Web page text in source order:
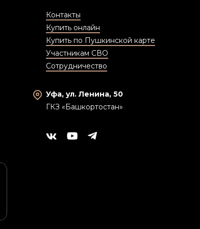
Контакты
Купить онлайн
Купить по Пушкинской карте
Участникам СВО
Сотрудничество
Уфа, ул. Ленина, 50
ГКЗ «Башкортостан»